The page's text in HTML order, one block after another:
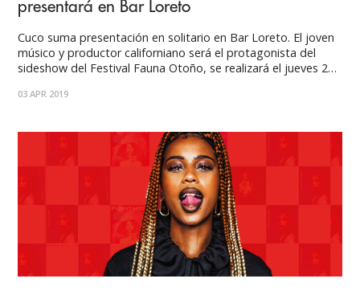
presentará en Bar Loreto
Cuco suma presentación en solitario en Bar Loreto. El joven
músico y productor californiano será el protagonista del
sideshow del Festival Fauna Otoño, se realizará el jueves 2
musical de Omar Banos, el joven estadounidense de
03 APR 2019